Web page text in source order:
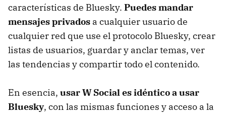
características de Bluesky. Puedes mandar
mensajes privados a cualquier usuario de
cualquier red que use el protocolo Bluesky, crear
listas de usuarios, guardar y anclar temas, ver
las tendencias y compartir todo el contenido.
En esencia, usar W Social es idéntico a usar
Bluesky, con las mismas funciones y acceso a la